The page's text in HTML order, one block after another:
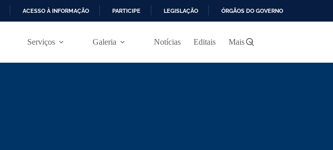
ACESSO À INFORMAÇÃO PARTICIPE LEGISLAÇÃO ÓRGÃOS DO GOVERNO
Serviços Galeria Notícias Editais Mais